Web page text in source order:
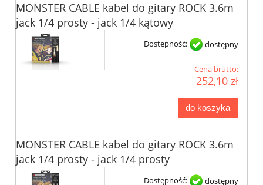
MONSTER CABLE kabel do gitary ROCK 3.6m
jack 1/4 prosty - jack 1/4 kątowy
Dostępność: dostępny
Cena brutto:
252,10 zł
do koszyka
MONSTER CABLE kabel do gitary ROCK 3.6m
jack 1/4 prosty - jack 1/4 prosty
Dostępność: dostępny